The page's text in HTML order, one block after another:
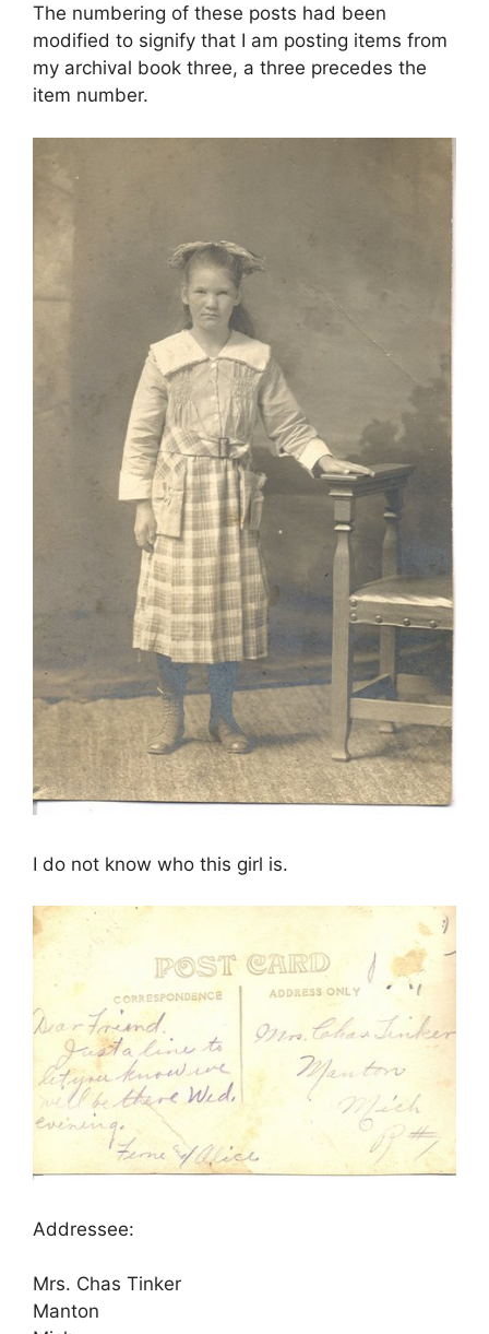
The numbering of these posts had been
modified to signify that I am posting items from
my archival book three, a three precedes the
item number.
I do not know who this girl is.
Addressee:
Mrs. Chas Tinker
Manton